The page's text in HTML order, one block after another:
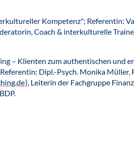
Kompetenz"; Referentin:
Coach & interkulturelle
– Klienten zum authentischen und
Dipl.-Psych. Monika Müller,
), Leiterin der Fachgruppe